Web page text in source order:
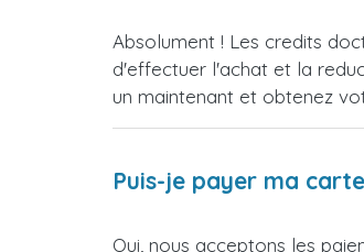
Absolument ! Les credits
d'effectuer l'achat et la
un maintenant et obtenez
Puis-je payer ma
Oui, nous acceptons les